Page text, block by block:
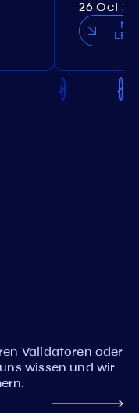
26 Oct
Validatoren oder
wissen und wir